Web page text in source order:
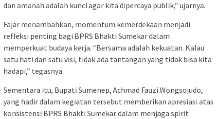
dan amanah adalah kunci agar kita dipercaya publik,” ujarnya.
Fajar menambahkan, momentum kemerdekaan menjadi
refleksi penting bagi BPRS Bhakti Sumekar dalam
memperkuat budaya kerja. “Bersama adalah kekuatan. Kalau
satu hati dan satu visi, tidak ada tantangan yang tidak bisa kita
hadapi,” tegasnya.
Sementara itu, Bupati Sumenep, Achmad Fauzi Wongsojudo,
yang hadir dalam kegiatan tersebut memberikan apresiasi atas
konsistensi BPRS Bhakti Sumekar dalam menjaga spirit